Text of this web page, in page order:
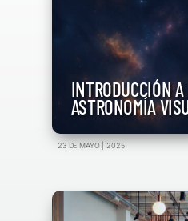
INTRODUCCIÓN
ASTRONOMÍA
23 DE MAYO | 2025